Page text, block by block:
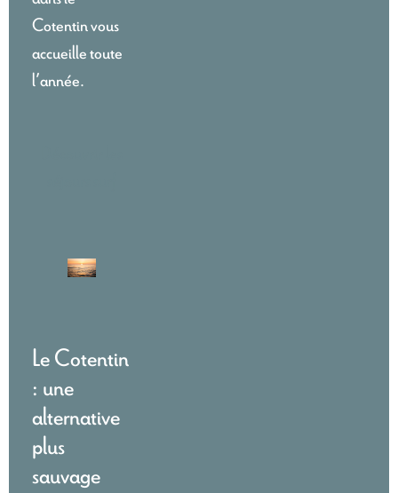
Cotentin vous
accueille toute
l’année.
Le Cotentin
: une
alternative
plus
sauvage